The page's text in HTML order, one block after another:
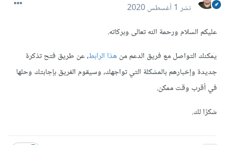
نشر1 أغسطس 2020
عليكم السلام ورحمة الله تعالى وبركاته.
يمكنك التواصل مع فريق الدعم منهذا الرابط، عن طريق فتح تذكرة
جديدة وإخبارهم بالمشكلة التي تواجهك، وسيقوم الفريق بإجابتك وحلها
في أقرب وقت ممكن.
شكرًا لك.